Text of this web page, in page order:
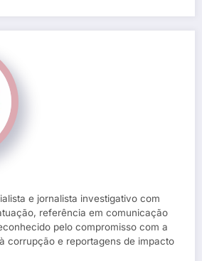
e jornalista investigativo com
referência em comunicação
pelo compromisso com a
corrupção e reportagens de impacto